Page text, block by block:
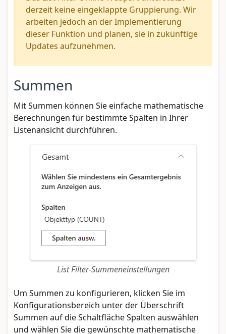
derzeit keine eingeklappte Gruppierung. Wir
arbeiten jedoch an der Implementierung
dieser Funktion und planen, sie in zukünftige
Updates aufzunehmen.
Summen
Mit Summen können Sie einfache mathematische
Berechnungen für bestimmte Spalten in Ihrer
Listenansicht durchführen.
List Filter-Summeneinstellungen
Um Summen zu konfigurieren, klicken Sie im
Konfigurationsbereich unter der Überschrift
Summen auf die Schaltfläche Spalten auswählen
und wählen Sie die gewünschte mathematische